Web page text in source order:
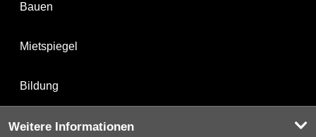
Bauen
Mietspiegel
Bildung
Weitere Informationen